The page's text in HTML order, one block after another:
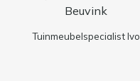
Tuinmeubelspecialist Ivo